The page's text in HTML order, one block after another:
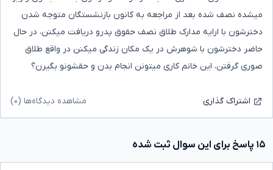
میشده نصف شده بعد از مراجعه به کانون بازنشستگان متوجه شدن
دخترشون با ارایه مدارک طلاق نصف حقوق پدرو دریافت میکنن، در حال
حاضر دخترشون با شوهرش در یک مکان زندگی میکنن در واقع طلاق
صوری گرفتن، این خانم کاری میتونن انجام بدن و حقشونو بگیرن؟
اشتراک گذاری مشاهده دیدگاه‌ها (۰)
۱۵ پاسخ برای این سوال ثبت شده